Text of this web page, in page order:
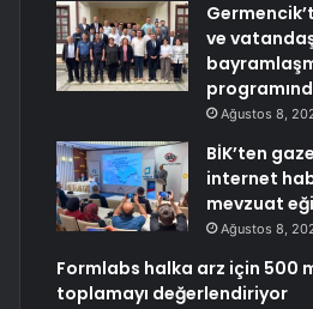
ve
Ağustos 8,
BİK’ten
internet
mevzuat
Ağustos 8,
Formlabs halka arz için 500
toplamayı değerlendiriyor